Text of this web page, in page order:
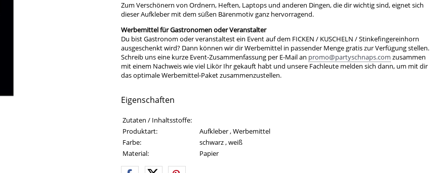
Zum Verschönern von Ordnern, Heften, Laptops und anderen Dingen, die dir wichtig sind, eignet sich
dieser Aufkleber mit dem süßen Bärenmotiv ganz hervorragend.
Werbemittel für Gastronomen oder Veranstalter
Du bist Gastronom oder veranstaltest ein Event auf dem FICKEN / KUSCHELN / Stinkefingereinhorn
ausgeschenkt wird? Dann können wir dir Werbemittel in passender Menge gratis zur Verfügung stellen.
Schreib uns eine kurze Event-Zusammenfassung per E-Mail an promo@partyschnaps.com zusammen
mit einem Nachweis wie viel Likör Ihr gekauft habt und unsere Fachleute melden sich dann, um mit dir
das optimale Werbemittel-Paket zusammenzustellen.
Eigenschaften
Eigenschaften des Produkts
Eigenschaft Wert
Zutaten / Inhaltsstoffe:
Produktart:
Aufkleber , Werbemittel
Farbe:
schwarz , weiß
Material:
Papier